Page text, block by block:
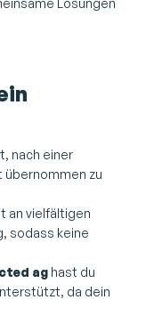
Lösungen
nach einer
zu
an vielfältigen
sodass keine
ag hast du
da dein